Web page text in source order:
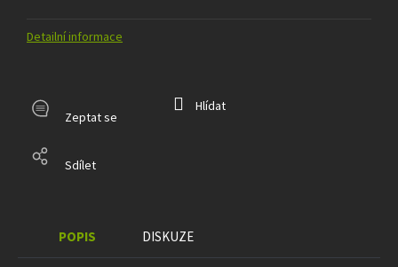
Detailní informace
Zeptat se
Hlídat
Sdílet
POPIS DISKUZE